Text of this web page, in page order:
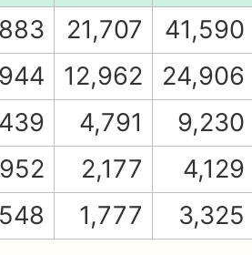
21,707
41,590
12,962
24,906
4,791
9,230
2,177
4,129
1,777 3,325